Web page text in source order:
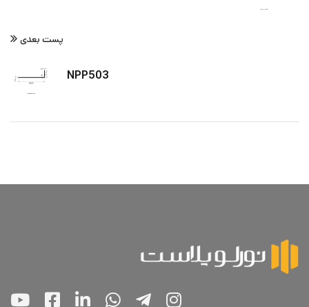
پست بعدی
NPP503